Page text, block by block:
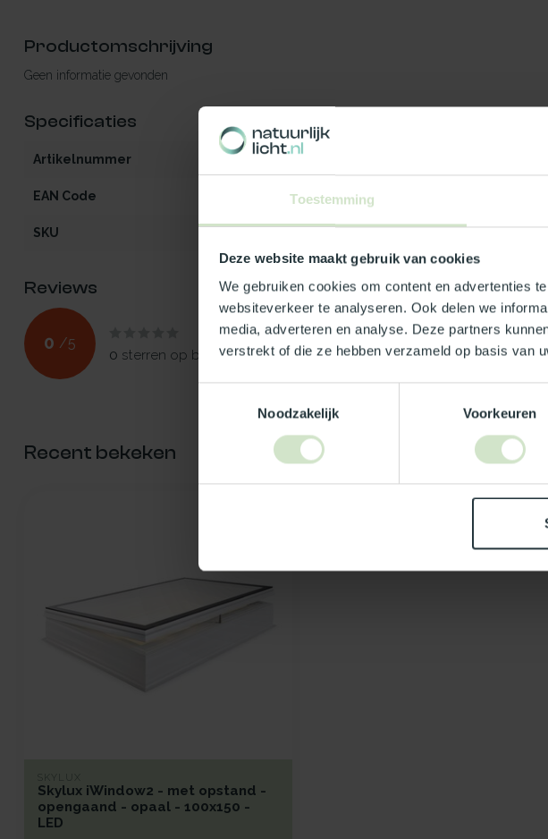
Toestemming
Deze website maakt gebruik van cookies
We gebruiken cookies om content en advertenties
websiteverkeer te analyseren. Ook delen we
media, adverteren en analyse. Deze partners
verstrekt of die ze hebben verzameld op basis van
Noodzakelijk
Voorkeuren
Productomschrijving
Geen informatie gevonden
Specificaties
Artikelnummer
EAN Code 5412970870333
SKU
Reviews
0 /5
0 sterren op basis van0beoordelingen
Recent bekeken
SKYLUX
Skylux iWindow2 - met opstand -
opengaand - opaal - 100x150 -
LED